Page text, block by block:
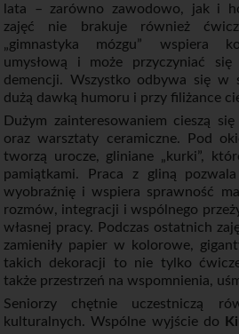
lata – zarówno zawodowo, jak i
zajęć nie brakuje również
„gimnastyka mózgu” wspiera
umysłową i może przyczyniać się
demencji. Wszystko odbywa się w
dużą dawką humoru i przy filiżance
Dużym zainteresowaniem cieszą
oraz warsztaty ceramiczne. Pod
tworzą urocze, gliniane „kurki”,
pamiątkami. Praca z gliną
wyobraźnię i wspiera sprawność
rozmów, integracji i wspólnego
własnej pracy. Podczas ostatnich
zamieniły papier w kolorowe,
takich dekoracji to nie tylko
także przestrzeń na wspomnienia,
Seniorzy chętnie uczestniczą
kulturalnych. Wspólne wyjście do